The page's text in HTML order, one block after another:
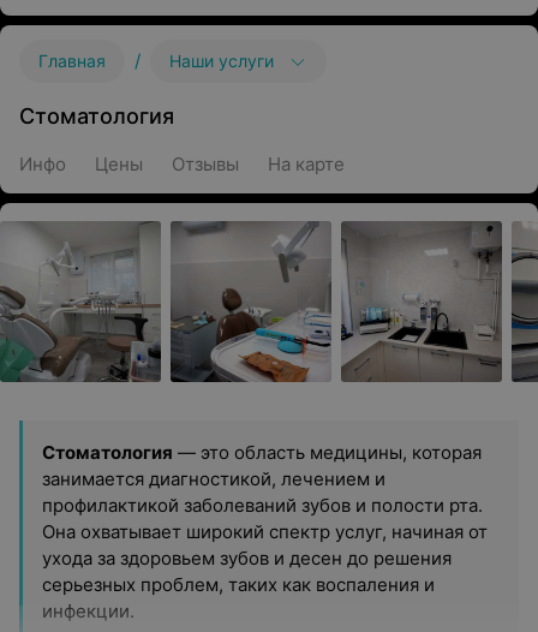
Главная / Наши услуги
Стоматология
Инфо Цены Отзывы На карте
Стоматология — это область медицины, которая
занимается диагностикой, лечением и
профилактикой заболеваний зубов и полости рта.
Она охватывает широкий спектр услуг, начиная от
ухода за здоровьем зубов и десен до решения
серьезных проблем, таких как воспаления и
инфекции.